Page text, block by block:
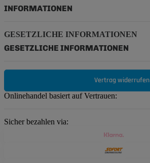
INFORMATIONEN
GESETZLICHE INFORMATIONEN
GESETZLICHE INFORMATIONEN
Vertrag widerrufen
Onlinehandel basiert auf Vertrauen:
Sicher bezahlen via: